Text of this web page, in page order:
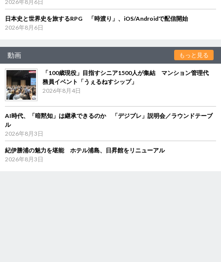
2026年8月6日
日本史と世界史を旅するRPG 「時渡り」、iOS/Androidで配信開始
2026年8月6日
動画 もっと見る
「100歳現役」目指すシニア1500人が集結 マンション管理代
務員イベント「うぇるねすシップ」
2026年8月4日
AI時代、「暗黙知」は継承できるのか 「デジブレ」説明会／ラウンドテーブ
ル
2026年8月3日
紀伊勝浦の魅力を堪能 ホテル浦島、日昇館をリニューアル
2026年8月3日